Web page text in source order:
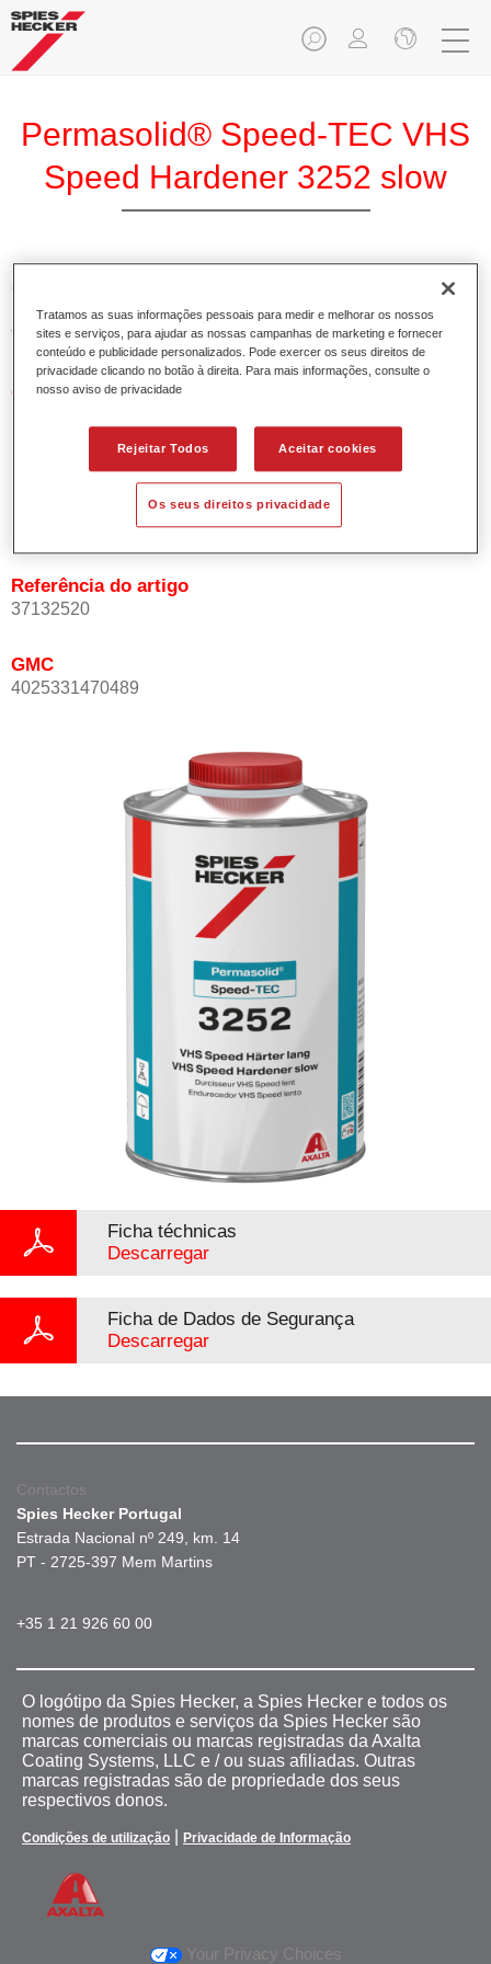
Permasolid® Speed-TEC VHS
Speed Hardener 3252 slow
O Permasolid Speed-TEC Endurecedor VHS Rápido 3250
lento é um endurecedor especial para o Permasolid Speed-
TEC Verniz Rápido HS 8800.
Características do produto
temperaturas.
Referência do artigo
37132520
GMC
4025331470489
Ficha téchnicas
Descarregar
Ficha de Dados de Segurança
Descarregar
Contactos
Spies Hecker Portugal
Estrada Nacional nº 249, km. 14
PT - 2725-397 Mem Martins
+35 1 21 926 60 00
O logótipo da Spies Hecker, a Spies Hecker e todos os
nomes de produtos e serviços da Spies Hecker são
marcas comerciais ou marcas registradas da Axalta
Coating Systems, LLC e / ou suas afiliadas. Outras
marcas registradas são de propriedade dos seus
respectivos donos.
Condições de utilização Privacidade de Informação
Your Privacy Choices
Tratamos as suas informações pessoais para medir e melhorar os nossos
sites e serviços, para ajudar as nossas campanhas de marketing e fornecer
conteúdo e publicidade personalizados. Pode exercer os seus direitos de
privacidade clicando no botão à direita. Para mais informações, consulte o
nosso aviso de privacidade
Rejeitar Todos Aceitar cookies
Os seus direitos privacidade